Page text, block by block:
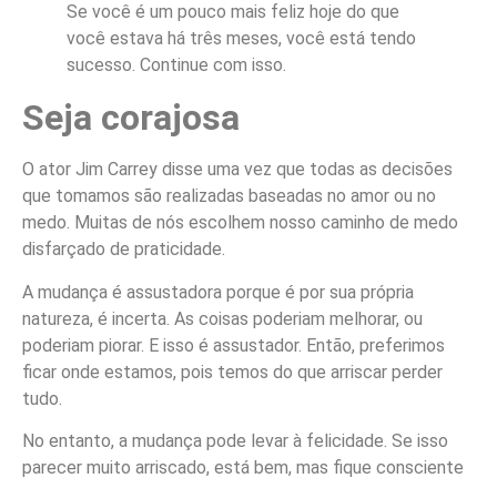
Se você é um pouco mais feliz hoje do que
você estava há três meses, você está tendo
sucesso. Continue com isso.
Seja corajosa
O ator Jim Carrey disse uma vez que todas as decisões
que tomamos são realizadas baseadas no amor ou no
medo. Muitas de nós escolhem nosso caminho de medo
disfarçado de praticidade.
A mudança é assustadora porque é por sua própria
natureza, é incerta. As coisas poderiam melhorar, ou
poderiam piorar. E isso é assustador. Então, preferimos
ficar onde estamos, pois temos do que arriscar perder
tudo.
No entanto, a mudança pode levar à felicidade. Se isso
parecer muito arriscado, está bem, mas fique consciente